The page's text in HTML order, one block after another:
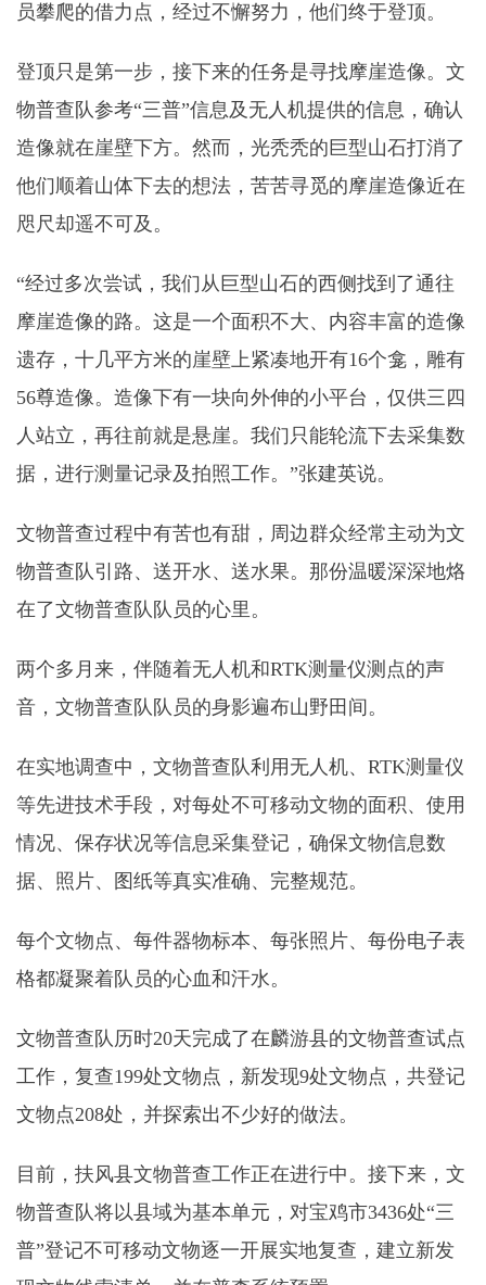
员攀爬的借力点，经过不懈努力，他们终于登顶。
登顶只是第一步，接下来的任务是寻找摩崖造像。文
物普查队参考“三普”信息及无人机提供的信息，确认
造像就在崖壁下方。然而，光秃秃的巨型山石打消了
他们顺着山体下去的想法，苦苦寻觅的摩崖造像近在
咫尺却遥不可及。
“经过多次尝试，我们从巨型山石的西侧找到了通往
摩崖造像的路。这是一个面积不大、内容丰富的造像
遗存，十几平方米的崖壁上紧凑地开有16个龛，雕有
56尊造像。造像下有一块向外伸的小平台，仅供三四
人站立，再往前就是悬崖。我们只能轮流下去采集数
据，进行测量记录及拍照工作。”张建英说。
文物普查过程中有苦也有甜，周边群众经常主动为文
物普查队引路、送开水、送水果。那份温暖深深地烙
在了文物普查队队员的心里。
两个多月来，伴随着无人机和RTK测量仪测点的声
音，文物普查队队员的身影遍布山野田间。
在实地调查中，文物普查队利用无人机、RTK测量仪
等先进技术手段，对每处不可移动文物的面积、使用
情况、保存状况等信息采集登记，确保文物信息数
据、照片、图纸等真实准确、完整规范。
每个文物点、每件器物标本、每张照片、每份电子表
格都凝聚着队员的心血和汗水。
文物普查队历时20天完成了在麟游县的文物普查试点
工作，复查199处文物点，新发现9处文物点，共登记
文物点208处，并探索出不少好的做法。
目前，扶风县文物普查工作正在进行中。接下来，文
物普查队将以县域为基本单元，对宝鸡市3436处“三
普”登记不可移动文物逐一开展实地复查，建立新发